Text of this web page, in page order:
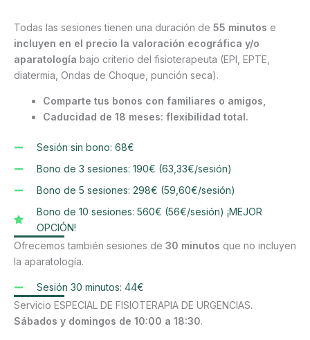
Todas las sesiones tienen una duración de 55 minutos e
incluyen en el precio la valoración ecográfica y/o
aparatología bajo criterio del fisioterapeuta (EPI, EPTE,
diatermia, Ondas de Choque, punción seca).
Comparte tus bonos con familiares o amigos,
Caducidad de 18 meses: flexibilidad total.
Sesión sin bono: 68€
Bono de 3 sesiones: 190€ (63,33€/sesión)
Bono de 5 sesiones: 298€ (59,60€/sesión)
Bono de 10 sesiones: 560€ (56€/sesión) ¡MEJOR
OPCIÓN!
Ofrecemos también sesiones de 30 minutos que no incluyen
la aparatología.
Sesión 30 minutos: 44€
Servicio ESPECIAL DE FISIOTERAPIA DE URGENCIAS.
Sábados y domingos de 10:00 a 18:30.